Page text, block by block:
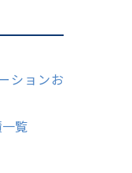
ションお
覧